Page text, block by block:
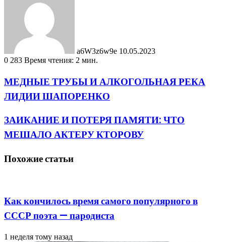
a6W3z6w9e 10.05.2023
0 283 Время чтения: 2 мин.
МЕДНЫЕ ТРУБЫ И АЛКОГОЛЬНАЯ РЕКА
ЛИДИИ ШАПОРЕНКО
ЗАИКАНИЕ И ПОТЕРЯ ПАМЯТИ: ЧТО
МЕШАЛО АКТЕРУ КТОРОВУ
Похожие статьи
Как кончилось время самого популярного в
СССР поэта — пародиста
1 неделя тому назад